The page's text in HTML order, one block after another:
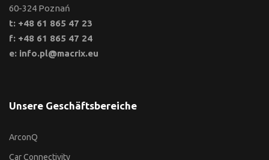
60-324 Poznań
t: +48 61 865 47 23
f: +48 61 865 47 24
e: info.pl@macrix.eu
Unsere Geschäftsbereiche
ArconQ
Car Connectivity